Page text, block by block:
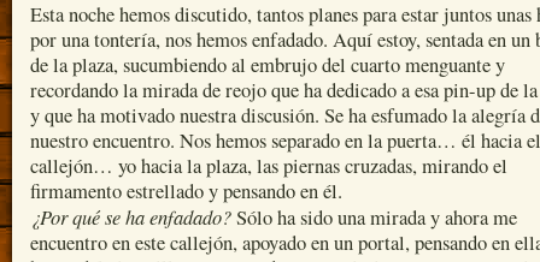
Esta noche hemos discutido, tantos planes para estar juntos unas
por una tontería, nos hemos enfadado. Aquí estoy, sentada en un
de la plaza, sucumbiendo al embrujo del cuarto menguante y
recordando la mirada de reojo que ha dedicado a esa pin-up de
y que ha motivado nuestra discusión. Se ha esfumado la alegría
nuestro encuentro. Nos hemos separado en la puerta… él hacia el
callejón… yo hacia la plaza, las piernas cruzadas, mirando el
firmamento estrellado y pensando en él.
¿Por qué se ha enfadado?Sólo ha sido una mirada y ahora me
encuentro en este callejón, apoyado en un portal, pensando en